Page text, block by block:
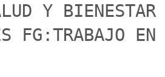
Y BIENESTAR
FG:TRABAJO